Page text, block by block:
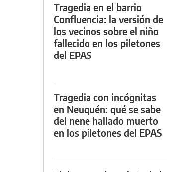
Tragedia en el barrio
Confluencia: la versión de
los vecinos sobre el niño
fallecido en los piletones
del EPAS
Tragedia con incógnitas
en Neuquén: qué se sabe
del nene hallado muerto
en los piletones del EPAS